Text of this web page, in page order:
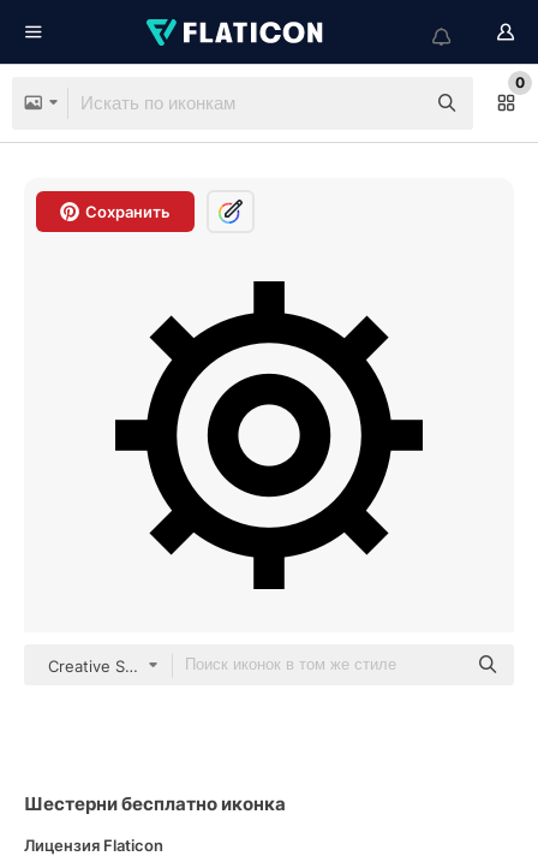
0
Сохранить
Creative Stall Premium Fill
Шестерни бесплатно иконка
Лицензия Flaticon